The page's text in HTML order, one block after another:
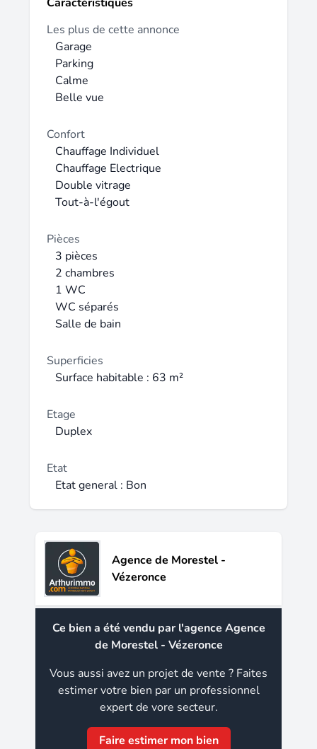
place de parking. Disponible DPE : Vierge
Loyer : 665 € + 25 € charges de
copropriété Caution : 665 € Garant exigé
Honoraires : 630 € ( dont 189 € pour l'état
des lieux inclu) Contact : Arthurimmo à
Vézeronce Morestel 04 37 05 29 01.
Les plus de cette annonce
Garage
Parking
Calme
Belle vue
Confort
Chauffage Individuel
Chauffage Electrique
Double vitrage
Tout-à-l'égout
Pièces
3 pièces
2 chambres
1 WC
WC séparés
Salle de bain
Superficies
Surface habitable : 63 m²
Etage
Duplex
Etat
Etat general : Bon
Agence de Morestel -
Vézeronce
Ce bien a été vendu par l'agence Agence
de Morestel - Vézeronce
Vous aussi avez un projet de vente ? Faites
estimer votre bien par un professionnel
expert de vore secteur.
Faire estimer mon bien